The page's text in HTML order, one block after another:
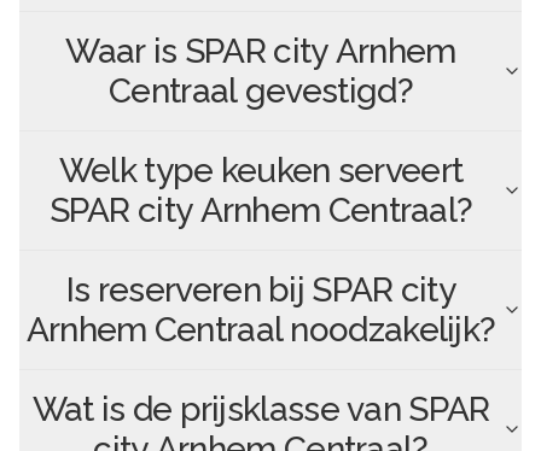
Waar is SPAR city Arnhem
Centraalgevestigd?
Welk type keuken serveert
SPAR city Arnhem Centraal?
Is reserveren bij SPAR city
Arnhem Centraalnoodzakelijk?
Wat is de prijsklasse van SPAR